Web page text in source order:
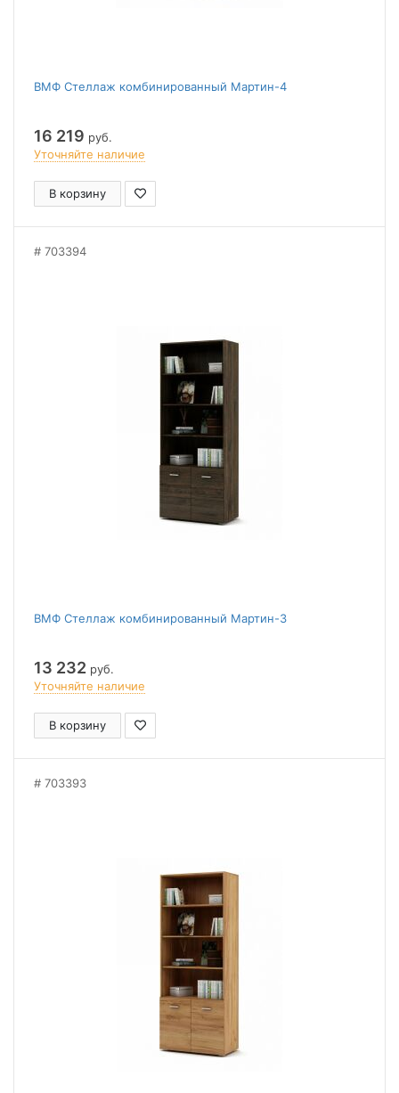
ВМФ Стеллаж комбинированный Мартин-4
16 219 руб.
Уточняйте наличие
В корзину
703394
ВМФ Стеллаж комбинированный Мартин-3
13 232 руб.
Уточняйте наличие
В корзину
703393